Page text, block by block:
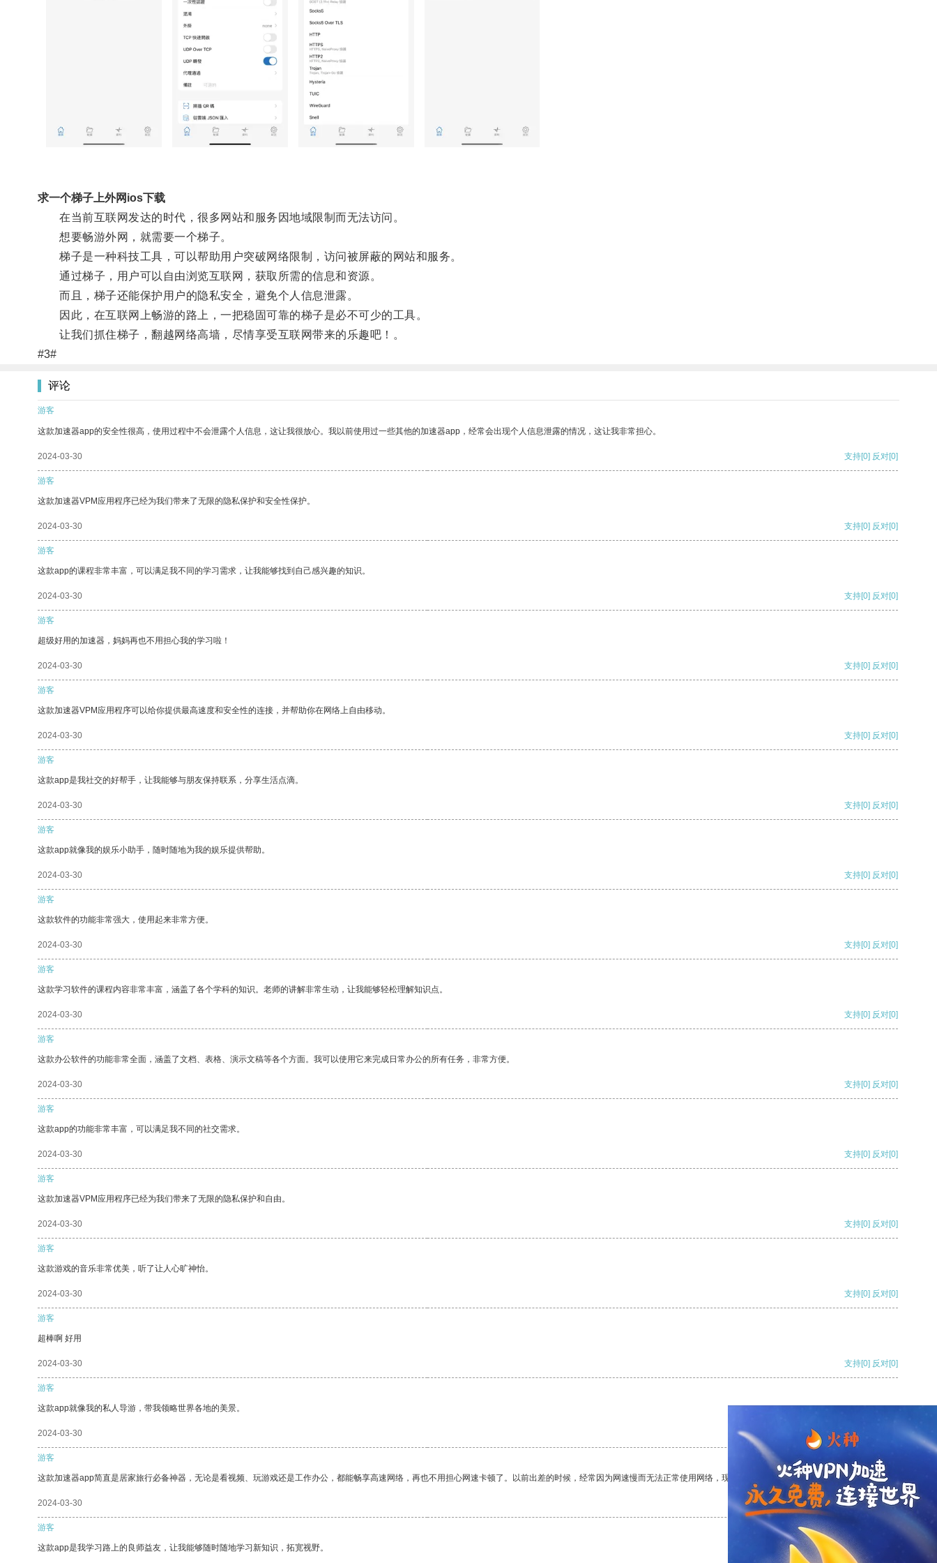
求一个梯子上外网ios下载
在当前互联网发达的时代，很多网站和服务因地域限制而无法访问。
想要畅游外网，就需要一个梯子。
梯子是一种科技工具，可以帮助用户突破网络限制，访问被屏蔽的网站和服务。
通过梯子，用户可以自由浏览互联网，获取所需的信息和资源。
而且，梯子还能保护用户的隐私安全，避免个人信息泄露。
因此，在互联网上畅游的路上，一把稳固可靠的梯子是必不可少的工具。
让我们抓住梯子，翻越网络高墙，尽情享受互联网带来的乐趣吧！。
#3#
评论
游客
这款加速器app的安全性很高，使用过程中不会泄露个人信息，这让我很放心。我以前使用过一些其他的加速器app，经常会出现个人信息泄露的情况，这让我非常担心。
2024-03-30 支持[0] 反对[0]
游客
这款加速器VPM应用程序已经为我们带来了无限的隐私保护和安全性保护。
2024-03-30 支持[0] 反对[0]
游客
这款app的课程非常丰富，可以满足我不同的学习需求，让我能够找到自己感兴趣的知识。
2024-03-30 支持[0] 反对[0]
游客
超级好用的加速器，妈妈再也不用担心我的学习啦！
2024-03-30 支持[0] 反对[0]
游客
这款加速器VPM应用程序可以给你提供最高速度和安全性的连接，并帮助你在网络上自由移动。
2024-03-30 支持[0] 反对[0]
游客
这款app是我社交的好帮手，让我能够与朋友保持联系，分享生活点滴。
2024-03-30 支持[0] 反对[0]
游客
这款app就像我的娱乐小助手，随时随地为我的娱乐提供帮助。
2024-03-30 支持[0] 反对[0]
游客
这款软件的功能非常强大，使用起来非常方便。
2024-03-30 支持[0] 反对[0]
游客
这款学习软件的课程内容非常丰富，涵盖了各个学科的知识。老师的讲解非常生动，让我能够轻松理解知识点。
2024-03-30 支持[0] 反对[0]
游客
这款办公软件的功能非常全面，涵盖了文档、表格、演示文稿等各个方面。我可以使用它来完成日常办公的所有任务，非常方便。
2024-03-30 支持[0] 反对[0]
游客
这款app的功能非常丰富，可以满足我不同的社交需求。
2024-03-30 支持[0] 反对[0]
游客
这款加速器VPM应用程序已经为我们带来了无限的隐私保护和自由。
2024-03-30 支持[0] 反对[0]
游客
这款游戏的音乐非常优美，听了让人心旷神怡。
2024-03-30 支持[0] 反对[0]
游客
超棒啊 好用
2024-03-30 支持[0] 反对[0]
游客
这款app就像我的私人导游，带我领略世界各地的美景。
2024-03-30 支持
游客
这款加速器app简直是居家旅行必备神器，无论是看视频、玩游戏还是工作办公，都能畅享高速网络，再也不用担心网速卡顿了。以前出差的时候，经常因为网速慢而无法正常使用网络，现在有了这个app，我再也不用担心了。
2024-03-30 支持[0] 反对[0]
游客
这款app是我学习路上的良师益友，让我能够随时随地学习新知识，拓宽视野。